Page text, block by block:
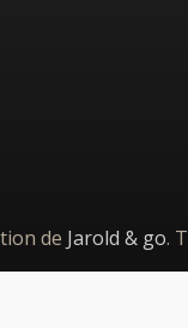
de Jarold & go.